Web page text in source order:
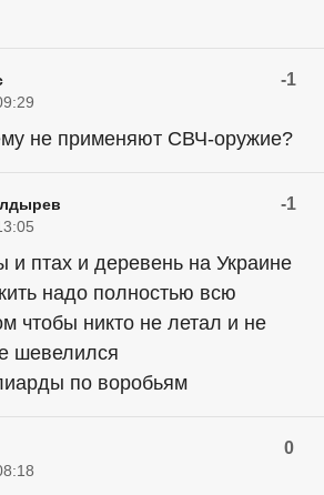
-1
не применяют СВЧ-оружие?
-1
и птах и деревень на Украине
надо полностью всю
чтобы никто не летал и не
шевелился
по воробьям
0